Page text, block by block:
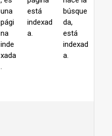
una
pági
na
inde
xada
.
está
indexad
a.
búsque
da,
está
indexad
a.